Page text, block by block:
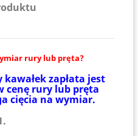
rury lub pręta?
zapłata jest
cenę rury lub pręta
cięcia na wymiar.